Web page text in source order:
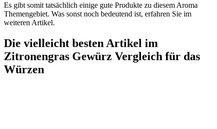
Es gibt somit tatsächlich einige gute Produkte zu diesem Aroma
Themengebiet. Was sonst noch bedeutend ist, erfahren Sie im
weiteren Artikel.
Die vielleicht besten Artikel im
Zitronengras Gewürz Vergleich für das
Würzen